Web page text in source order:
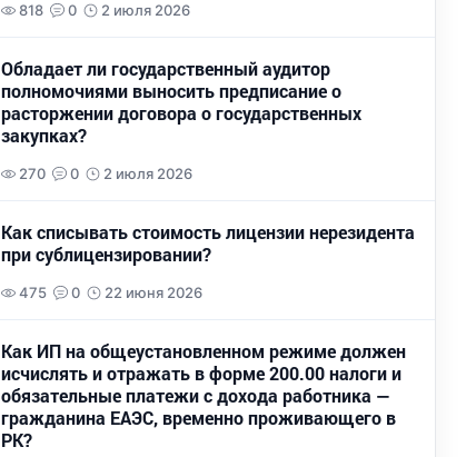
818 0 2 июля 2026
Обладает ли государственный аудитор
полномочиями выносить предписание о
расторжении договора о государственных
закупках?
270 0 2 июля 2026
Как списывать стоимость лицензии нерезидента
при сублицензировании?
475 0 22 июня 2026
Как ИП на общеустановленном режиме должен
исчислять и отражать в форме 200.00 налоги и
обязательные платежи с дохода работника —
гражданина ЕАЭС, временно проживающего в
РК?